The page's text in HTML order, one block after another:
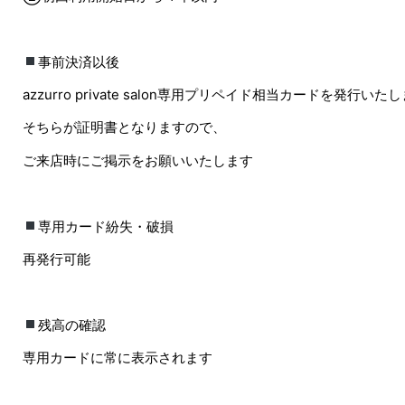
事前決済以後
azzurro private salon専用プリペイド相当カードを発行いたし
そちらが証明書となりますので、
ご来店時にご掲示をお願いいたします
専用カード紛失・破損
再発行可能
残高の確認
専用カードに常に表示されます